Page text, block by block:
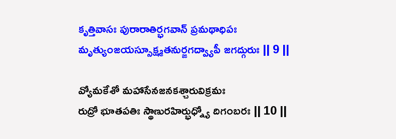
కృత్తివాసః పురారాతిర్భగవాన్ ప్రమథాధిపః
మృత్యుంజయస్సూక్ష్మతనుర్జగద్వ్యాపీ జగద్గురుః || 9 ||
వ్యోమకేశో మహాసేనజనకశ్చారువిక్రమః
రుద్రో భూతపతిః స్థాణురహిర్భుధ్న్యో దిగంబరః || 10 ||